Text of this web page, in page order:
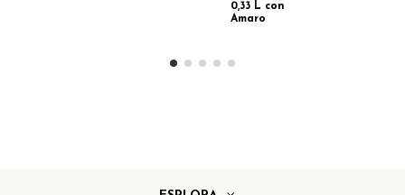
0,33 L con
Amaro